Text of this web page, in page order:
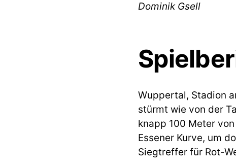
Dominik Gsell
Wuppertal, Stadion
stürmt wie von der
knapp 100 Meter
Essener Kurve, um
Siegtreffer für Rot-